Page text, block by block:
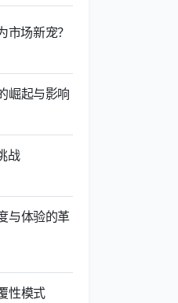
市场新宠？
崛起与影响
战
与体验的革
性模式